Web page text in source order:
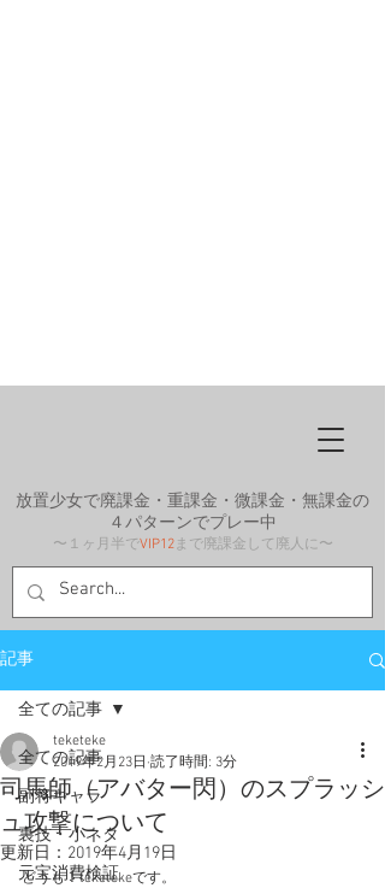
放置少女で廃課金・重課金・微課金・無課金の
４パターンでプレー中
〜１ヶ月半でVIP12まで廃課金して廃人に〜
記事
全ての記事
副将キャラ
裏技・小ネタ
元宝消費検証
全ての記事
司馬師（アバター閃）のスプラッシ
ュ攻撃について
teketeke
2019年2月23日 読了時間: 3分
更新日： 2019年4月19日
どうも！teketekeです。